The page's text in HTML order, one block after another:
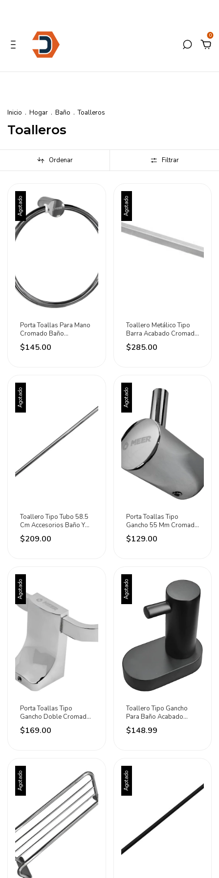
0
Inicio . Hogar . Baño . Toalleros
Toalleros
Ordenar Filtrar
Agotado
Porta Toallas Para Mano
Cromado Baño
Regadera Meer Plateado
$145.00
Agotado
Toallero Metálico Tipo
Barra Acabado Cromado
60cm Primo Plateado
$285.00
Agotado
Toallero Tipo Tubo 58.5
Cm Accesorios Baño Y
Regadera Meer Plateado
$209.00
Agotado
Porta Toallas Tipo
Gancho 55 Mm Cromado
Baño Accesorios Meer
Plateado
$129.00
Agotado
Porta Toallas Tipo
Gancho Doble Cromado
Baño Accesorios Meer
Plateado
$169.00
Agotado
Toallero Tipo Gancho
Para Baño Acabado
Negro Mate Meer Negro
$148.99
Agotado Agotado